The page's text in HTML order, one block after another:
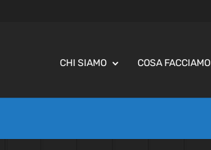
CHI SIAMO COSA FACCIAMO